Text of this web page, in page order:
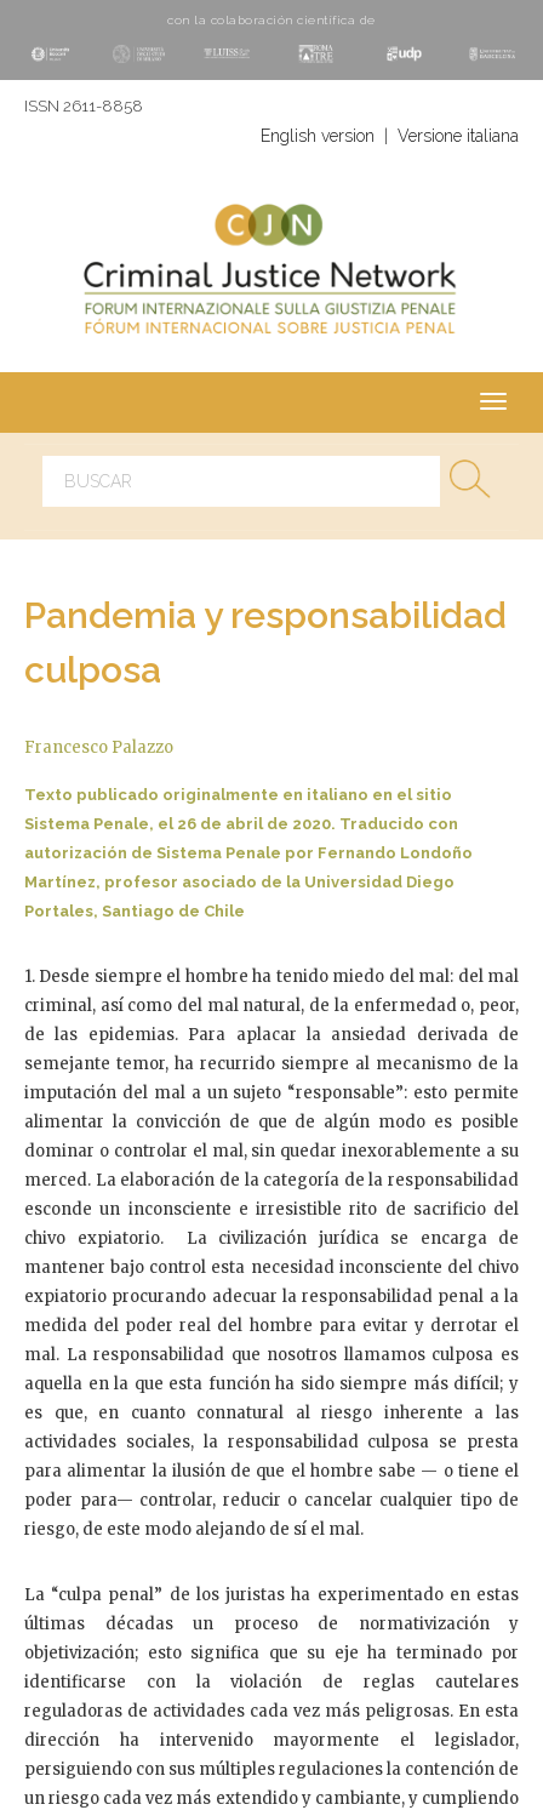
con la colaboración cientí­fica de
ISSN 2611-8858
English version Versione italiana
Pandemia y responsabilidad
culposa
Francesco Palazzo
Texto publicado originalmente en italiano en el sitio
Sistema Penale, el 26 de abril de 2020. Traducido con
autorización de Sistema Penale por Fernando Londoño
Martínez, profesor asociado de la Universidad Diego
Portales, Santiago de Chile
1. Desde siempre el hombre ha tenido miedo del mal: del mal
criminal, así como del mal natural, de la enfermedad o, peor,
de las epidemias. Para aplacar la ansiedad derivada de
semejante temor, ha recurrido siempre al mecanismo de la
imputación del mal a un sujeto “responsable”: esto permite
alimentar la convicción de que de algún modo es posible
dominar o controlar el mal, sin quedar inexorablemente a su
merced. La elaboración de la categoría de la responsabilidad
esconde un inconsciente e irresistible rito de sacrificio del
chivo expiatorio. La civilización jurídica se encarga de
mantener bajo control esta necesidad inconsciente del chivo
expiatorio procurando adecuar la responsabilidad penal a la
medida del poder real del hombre para evitar y derrotar el
mal. La responsabilidad que nosotros llamamos culposa es
aquella en la que esta función ha sido siempre más difícil; y
es que, en cuanto connatural al riesgo inherente a las
actividades sociales, la responsabilidad culposa se presta
para alimentar la ilusión de que el hombre sabe — o tiene el
poder para— controlar, reducir o cancelar cualquier tipo de
riesgo, de este modo alejando de sí el mal.
La “culpa penal” de los juristas ha experimentado en estas
últimas décadas un proceso de normativización y
objetivización; esto significa que su eje ha terminado por
identificarse con la violación de reglas cautelares
reguladoras de actividades cada vez más peligrosas. En esta
dirección ha intervenido mayormente el legislador,
persiguiendo con sus múltiples regulaciones la contención de
un riesgo cada vez más extendido y cambiante, y cumpliendo